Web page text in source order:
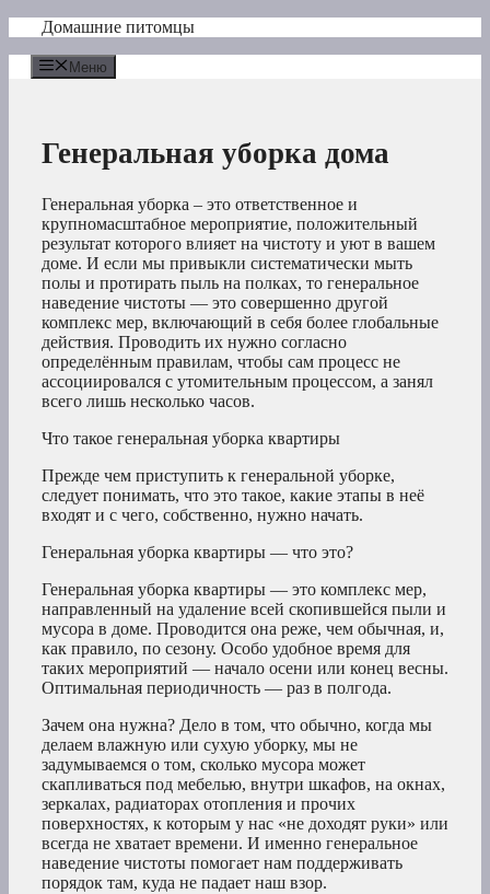
Перейти
содержимому
Домашние питомцы
Меню
Генеральная уборка дома
Генеральная уборка – это ответственное и
крупномасштабное мероприятие, положительный
результат которого влияет на чистоту и уют в вашем
доме. И если мы привыкли систематически мыть
полы и протирать пыль на полках, то генеральное
наведение чистоты — это совершенно другой
комплекс мер, включающий в себя более глобальные
действия. Проводить их нужно согласно
определённым правилам, чтобы сам процесс не
ассоциировался с утомительным процессом, а занял
всего лишь несколько часов.
Что такое генеральная уборка квартиры
Прежде чем приступить к генеральной уборке,
следует понимать, что это такое, какие этапы в неё
входят и с чего, собственно, нужно начать.
Генеральная уборка квартиры — что это?
Генеральная уборка квартиры — это комплекс мер,
направленный на удаление всей скопившейся пыли и
мусора в доме. Проводится она реже, чем обычная, и,
как правило, по сезону. Особо удобное время для
таких мероприятий — начало осени или конец весны.
Оптимальная периодичность — раз в полгода.
Зачем она нужна? Дело в том, что обычно, когда мы
делаем влажную или сухую уборку, мы не
задумываемся о том, сколько мусора может
скапливаться под мебелью, внутри шкафов, на окнах,
зеркалах, радиаторах отопления и прочих
поверхностях, к которым у нас «не доходят руки» или
всегда не хватает времени. И именно генеральное
наведение чистоты помогает нам поддерживать
порядок там, куда не падает наш взор.